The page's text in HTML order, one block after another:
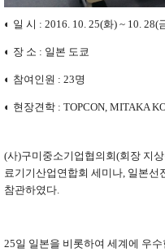
◐ 일 시 : 2016. 10. 25(화) ~ 10. 28(
◐ 장 소 : 일본 도쿄
◐ 참여인원 : 23명
◐ 현장견학 : TOPCON, MITAKA
(사)구미중소기업협의회(회장 지
료기기산업연합회 세미나, 일본선
참관하였다.
25일 일본을 비롯하여 세계에 우